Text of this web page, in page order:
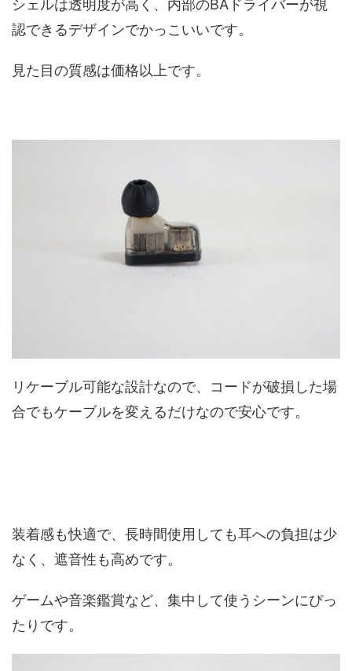
シェルは透明度が高く、内部のBAドライバーが視
認できるデザインでかっこいいです。
見た目の質感は価格以上です。
リケーブル可能な設計なので、コードが破損した場
合でもケーブルを変えるだけなので安心です。
装着感も快適で、長時間使用しても耳への負担は少
なく、遮音性も高めです。
ゲームや音楽鑑賞など、集中して使うシーンにぴっ
たりです。